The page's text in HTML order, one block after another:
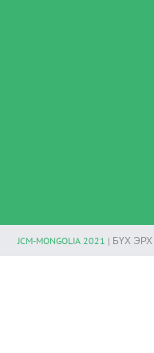
JCM-MONGOLIA 2021 | БҮХ